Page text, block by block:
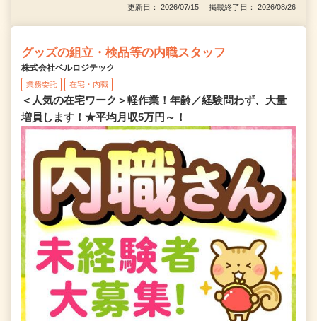
更新日： 2026/07/15 掲載終了日： 2026/08/26
グッズの組立・検品等の内職スタッフ
株式会社ベルロジテック
業務委託 在宅・内職
＜人気の在宅ワーク＞軽作業！年齢／経験問わず、大量
増員します！★平均月収5万円～！